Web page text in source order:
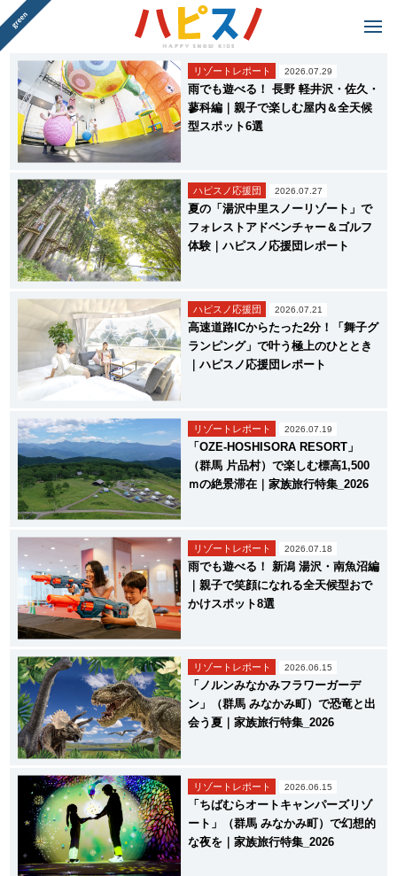
リゾートレポート 2026.07.29
雨でも遊べる！ 長野 軽井沢・佐久・
蓼科編｜親子で楽しむ屋内＆全天候
型スポット6選
ハピスノ応援団 2026.07.27
夏の「湯沢中里スノーリゾート」で
フォレストアドベンチャー＆ゴルフ
体験｜ハピスノ応援団レポート
ハピスノ応援団 2026.07.21
高速道路ICからたった2分！「舞子グ
ランピング」で叶う極上のひととき
｜ハピスノ応援団レポート
リゾートレポート 2026.07.19
「OZE-HOSHISORA RESORT」
（群馬 片品村）で楽しむ標高1,500
ｍの絶景滞在｜家族旅行特集_2026
リゾートレポート 2026.07.18
雨でも遊べる！ 新潟 湯沢・南魚沼編
｜親子で笑顔になれる全天候型おで
かけスポット8選
リゾートレポート 2026.06.15
「ノルンみなかみフラワーガーデ
ン」（群馬 みなかみ町）で恐竜と出
会う夏｜家族旅行特集_2026
リゾートレポート 2026.06.15
「ちばむらオートキャンパーズリゾ
ート」（群馬 みなかみ町）で幻想的
な夜を｜家族旅行特集_2026